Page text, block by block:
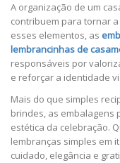
A organização de um
contribuem para tornar
esses elementos, as
lembrancinhas de
responsáveis por
e reforçar a identidade
Mais do que simples
brindes, as embalagens
estética da celebração.
lembranças simples em
cuidado, elegância e